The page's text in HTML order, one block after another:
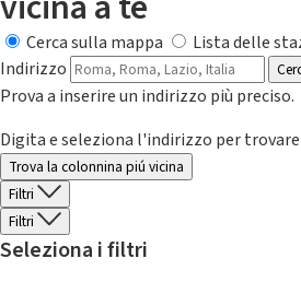
Cerca sulla mappa
Lista delle
Indirizzo
Prova a inserire un indirizzo più preciso.
Digita e seleziona l'indirizzo per
Trova la colonnina piú vicina
Filtri
Filtri
Seleziona i filtri